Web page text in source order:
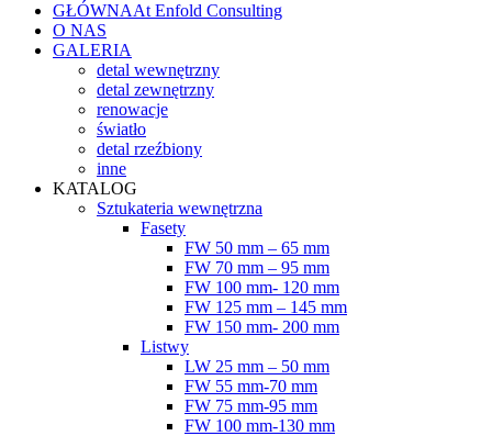
GŁÓWNAAt Enfold Consulting
O NAS
GALERIA
detal wewnętrzny
detal zewnętrzny
renowacje
światło
detal rzeźbiony
inne
KATALOG
Sztukateria wewnętrzna
Fasety
FW 50 mm – 65 mm
FW 70 mm – 95 mm
FW 100 mm- 120 mm
FW 125 mm – 145 mm
FW 150 mm- 200 mm
Listwy
LW 25 mm – 50 mm
FW 55 mm-70 mm
FW 75 mm-95 mm
FW 100 mm-130 mm